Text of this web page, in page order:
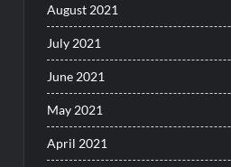
August 2021
July 2021
June 2021
May 2021
April 2021